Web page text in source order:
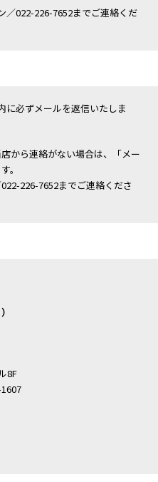
／022-226-7652までご連絡くだ
に必ずメールを返信いたしま
から連絡がない場合は、「メー
。
226-7652までご連絡くださ
8F